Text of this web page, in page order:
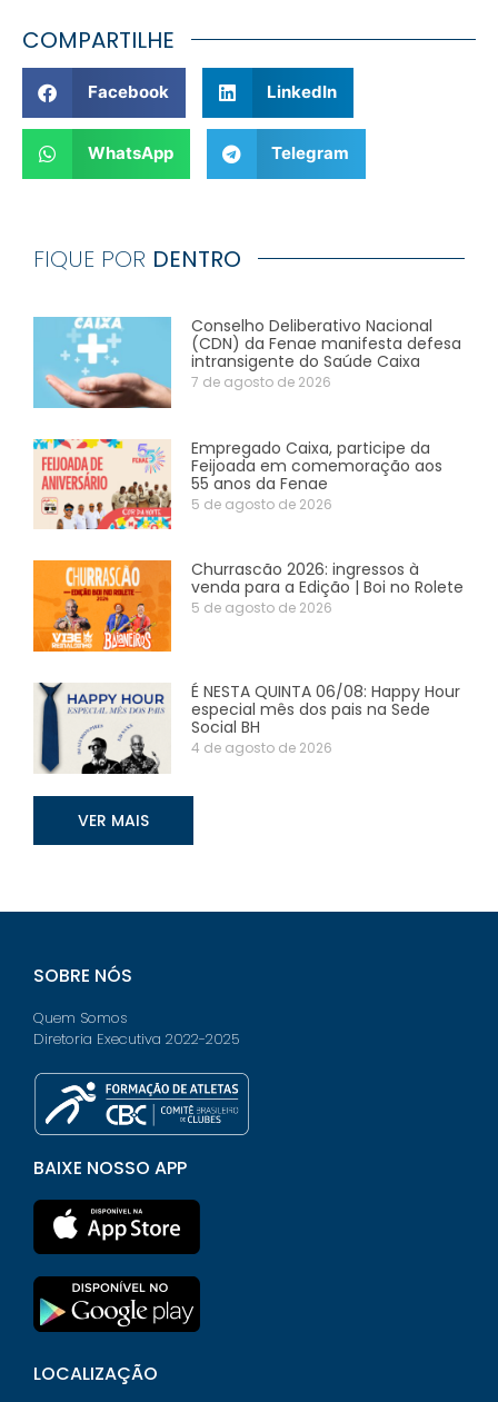
COMPARTILHE
Facebook LinkedIn
WhatsApp Telegram
FIQUE POR DENTRO
Conselho Deliberativo Nacional
(CDN) da Fenae manifesta defesa
intransigente do Saúde Caixa
7 de agosto de 2026
Empregado Caixa, participe da
Feijoada em comemoração aos
55 anos da Fenae
5 de agosto de 2026
Churrascão 2026: ingressos à
venda para a Edição | Boi no Rolete
5 de agosto de 2026
É NESTA QUINTA 06/08: Happy Hour
especial mês dos pais na Sede
Social BH
4 de agosto de 2026
VER MAIS
SOBRE NÓS
Quem Somos
Diretoria Executiva 2022-2025
BAIXE NOSSO APP
LOCALIZAÇÃO